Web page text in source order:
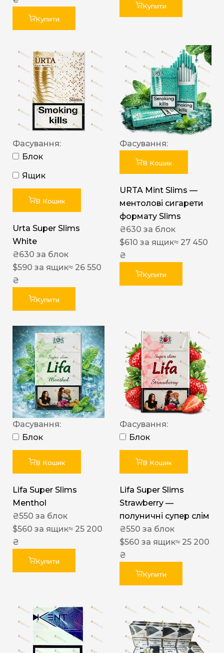
Купити
Купити
Фасування:
Блок
Ящик
В Кошик
Urta Super Slims
White
₴630 за блок
$590 за ящик≈ 26 550
₴
Купити
Фасування:
В Кошик
URTA Mint Slims —
ментолові сигарети
формату Slims
₴630 за блок
$610 за ящик≈ 27 450
₴
Купити
Фасування:
Блок
В Кошик
Lifa Super Slims
Menthol
₴550 за блок
$560 за ящик≈ 25 200
₴
Купити
Фасування:
Блок
В Кошик
Lifa Super Slims
Strawberry —
полуничні супер слім
₴550 за блок
$560 за ящик≈ 25 200
₴
Купити